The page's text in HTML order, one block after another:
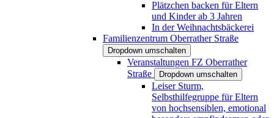
Plätzchen backen für Eltern
und Kinder ab 3 Jahren
In der Weihnachtsbäckerei
Familienzentrum Oberrather Straße
Dropdown umschalten
Veranstaltungen FZ Oberrather
Straße
Dropdown umschalten
Leiser Sturm,
Selbsthilfegruppe für Eltern
von hochsensiblen, emotional